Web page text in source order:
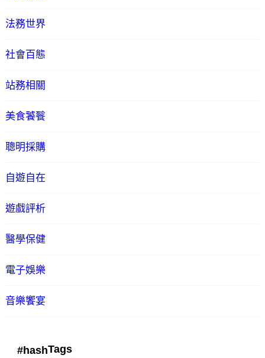
法務世界
社會百態
站務相關
美食饕餮
聰明採購
自遊自在
遊戲評析
醫學保健
電子娛樂
音樂饗宴
#hashTags